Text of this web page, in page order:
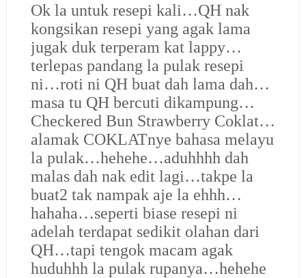
Ok la untuk resepi kali…QH nak
kongsikan resepi yang agak lama
jugak duk terperam kat lappy…
terlepas pandang la pulak resepi
ni…roti ni QH buat dah lama dah…
masa tu QH bercuti dikampung…
Checkered Bun Strawberry Coklat…
alamak COKLATnye bahasa melayu
la pulak…hehehe…aduhhhh dah
malas dah nak edit lagi…takpe la
buat2 tak nampak aje la ehhh…
hahaha…seperti biase resepi ni
adelah terdapat sedikit olahan dari
QH…tapi tengok macam agak
huduhhh la pulak rupanya…hehehe